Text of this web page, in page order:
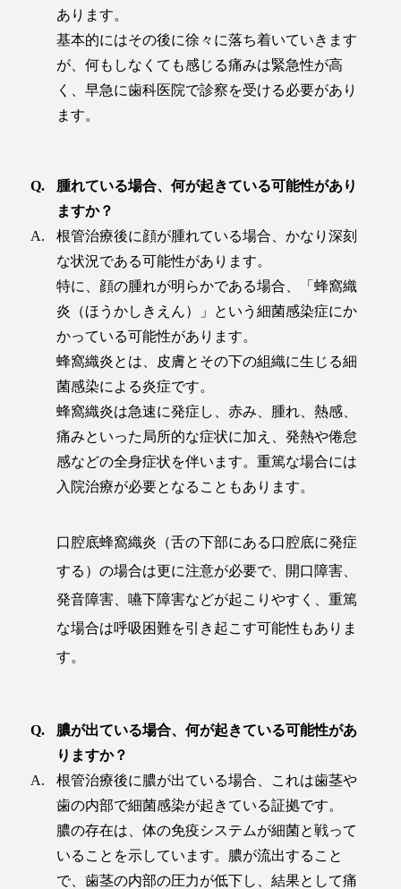
あります。
基本的にはその後に徐々に落ち着いていきます
が、何もしなくても感じる痛みは緊急性が高
く、早急に歯科医院で診察を受ける必要があり
ます。
腫れている場合、何が起きている可能性があり
ますか？
根管治療後に顔が腫れている場合、かなり深刻
な状況である可能性があります。
特に、顔の腫れが明らかである場合、「蜂窩織
炎（ほうかしきえん）」という細菌感染症にか
かっている可能性があります。
蜂窩織炎とは、皮膚とその下の組織に生じる細
菌感染による炎症です。
蜂窩織炎は急速に発症し、赤み、腫れ、熱感、
痛みといった局所的な症状に加え、発熱や倦怠
感などの全身症状を伴います。重篤な場合には
入院治療が必要となることもあります。
口腔底蜂窩織炎（舌の下部にある口腔底に発症
する）の場合は更に注意が必要で、開口障害、
発音障害、嚥下障害などが起こりやすく、重篤
な場合は呼吸困難を引き起こす可能性もありま
す。
膿が出ている場合、何が起きている可能性があ
りますか？
根管治療後に膿が出ている場合、これは歯茎や
歯の内部で細菌感染が起きている証拠です。
膿の存在は、体の免疫システムが細菌と戦って
いることを示しています。膿が流出すること
で、歯茎の内部の圧力が低下し、結果として痛